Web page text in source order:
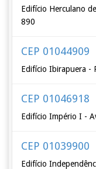
Edifício Herculano
890
CEP 01044909
Edifício Ibirapuera -
CEP 01046918
Edifício Império I -
CEP 01039900
Edifício